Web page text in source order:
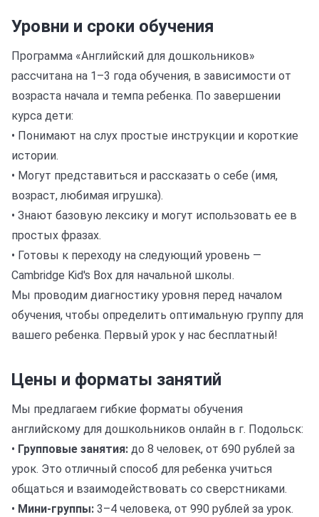
Уровни и сроки обучения
Программа «Английский для дошкольников»
рассчитана на 1–3 года обучения, в зависимости от
возраста начала и темпа ребенка. По завершении
курса дети:
• Понимают на слух простые инструкции и короткие
истории.
• Могут представиться и рассказать о себе (имя,
возраст, любимая игрушка).
• Знают базовую лексику и могут использовать ее в
простых фразах.
• Готовы к переходу на следующий уровень —
Cambridge Kid's Box для начальной школы.
Мы проводим диагностику уровня перед началом
обучения, чтобы определить оптимальную группу для
вашего ребенка. Первый урок у нас бесплатный!
Цены и форматы занятий
Мы предлагаем гибкие форматы обучения
английскому для дошкольников онлайн в г. Подольск:
• Групповые занятия: до 8 человек, от 690 рублей за
урок. Это отличный способ для ребенка учиться
общаться и взаимодействовать со сверстниками.
• Мини-группы: 3–4 человека, от 990 рублей за урок.